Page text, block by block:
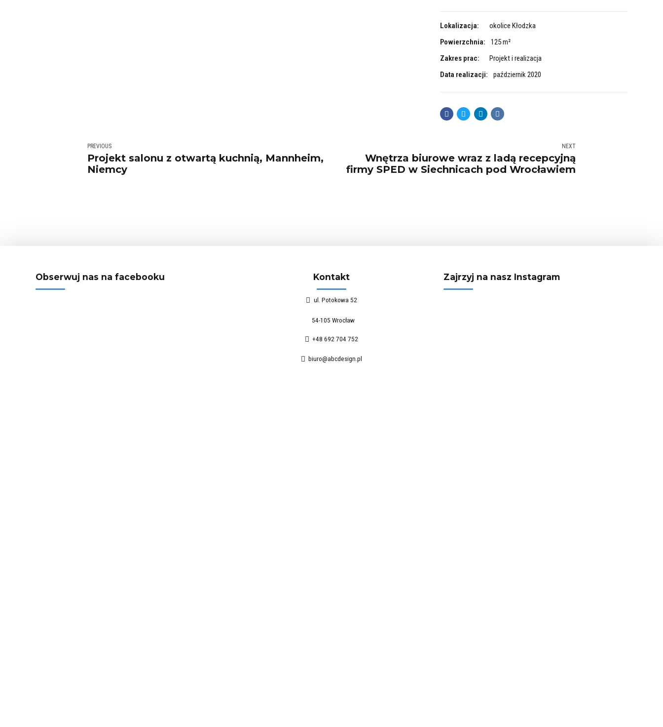
Lokalizacja:
okolice Kłodzka
Powierzchnia:
125 m²
Zakres prac:
Projekt i realizacja
Data realizacji:
październik 2020
PREVIOUS
Projekt salonu z otwartą kuchnią, Mannheim,
Niemcy
NEXT
Wnętrza biurowe wraz z ladą recepcyjną
firmy SPED w Siechnicach pod Wrocławiem
Obserwuj nas na facebooku Kontakt
ul. Potokowa 52
54-105 Wrocław
+48 692 704 752
biuro@abcdesign.pl
Zajrzyj na nasz Instagram